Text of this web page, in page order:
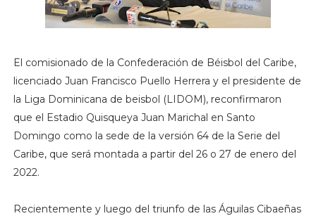
El comisionado de la Confederación de Béisbol del Caribe,
licenciado Juan Francisco Puello Herrera y el presidente de
la Liga Dominicana de beisbol (LIDOM), reconfirmaron
que el Estadio Quisqueya Juan Marichal en Santo
Domingo como la sede de la versión 64 de la Serie del
Caribe, que será montada a partir del 26 o 27 de enero del
2022.
Recientemente y luego del triunfo de las Águilas Cibaeñas